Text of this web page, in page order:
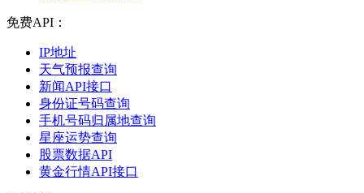
免费API：
IP地址
天气预报查询
新闻API接口
身份证号码查询
手机号码归属地查询
星座运势查询
股票数据API
黄金行情API接口